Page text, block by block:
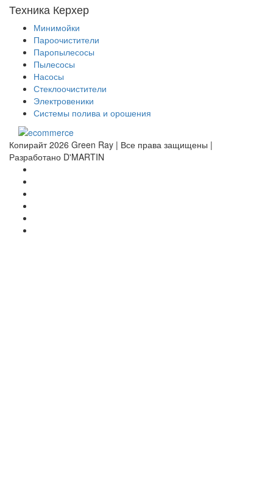
Техника Керхер
Минимойки
Пароочистители
Паропылесосы
Пылесосы
Насосы
Стеклоочистители
Электровеники
Системы полива и орошения
Копирайт 2026 Green Ray | Все права защищены |
Разработано D'MARTIN